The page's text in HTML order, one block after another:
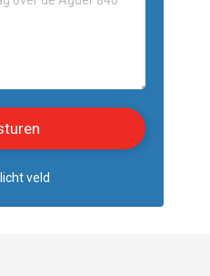
veld